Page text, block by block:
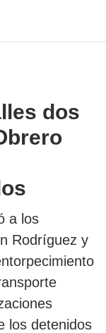
dos
a los
Rodríguez y
los detenidos